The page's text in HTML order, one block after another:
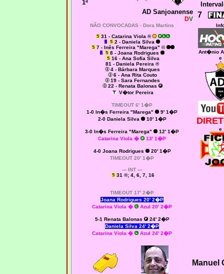
1ª
AD Sanjoanense
DV 7
NÃO CONVOCADAS - Dora Martins
31 - Catarina Viola ®
2 - Daniela Silva
7 - Inês Ferreira "Marega" ©
8 - Joana Rodrigues
16 - Ana Sofia Silva
81 - Daniela Pereira ®
4 - Bárbara Marques
6 - Ana Rita Couto
19 - Sara Fernandes
22 - Renata Balonas
V�tor Pereira
TIMEOUT 6' 1�P
1-0 In�s Ferreira "Marega"
9' 1�P
2-0 Daniela Silva 10' 1�P
3-0 In�s Ferreira "Marega"
12' 1�P
Catarina Viola �
13' 1�P
4-0 Joana Rodrigues
20' 1�P
TIMEOUT 20' 1�P
--- INT ---
31 ®; 4, 6, 7, 16
TIMEOUT 17' 2�P
Joana Rodrigues 20' 2�P
Catarina Viola �
Azul 20' 2�P
5-1 Renata Balonas
24' 2�P
Daniela Silva 24' 2�P
Catarina Viola �
Azul 24' 2�P
Ant�nio
e
e
Manuel